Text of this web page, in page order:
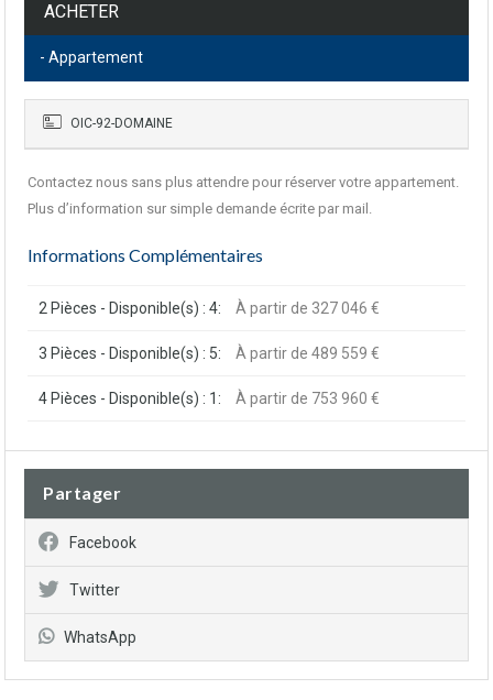
ACHETER
- Appartement
OIC-92-DOMAINE
Contactez nous sans plus attendre pour réserver votre appartement.
Plus d’information sur simple demande écrite par mail.
Informations Complémentaires
2 Pièces - Disponible(s) : 4: À partir de 327 046 €
3 Pièces - Disponible(s) : 5: À partir de 489 559 €
4 Pièces - Disponible(s) : 1: À partir de 753 960 €
Partager
Facebook
Twitter
WhatsApp